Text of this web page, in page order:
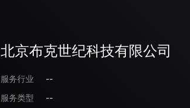
北京布克世纪科技有限公司
服务行业
--
服务类型
--